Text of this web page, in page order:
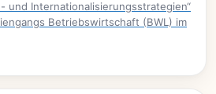
und Internationalisierungsstrategien“
Betriebswirtschaft (BWL) im